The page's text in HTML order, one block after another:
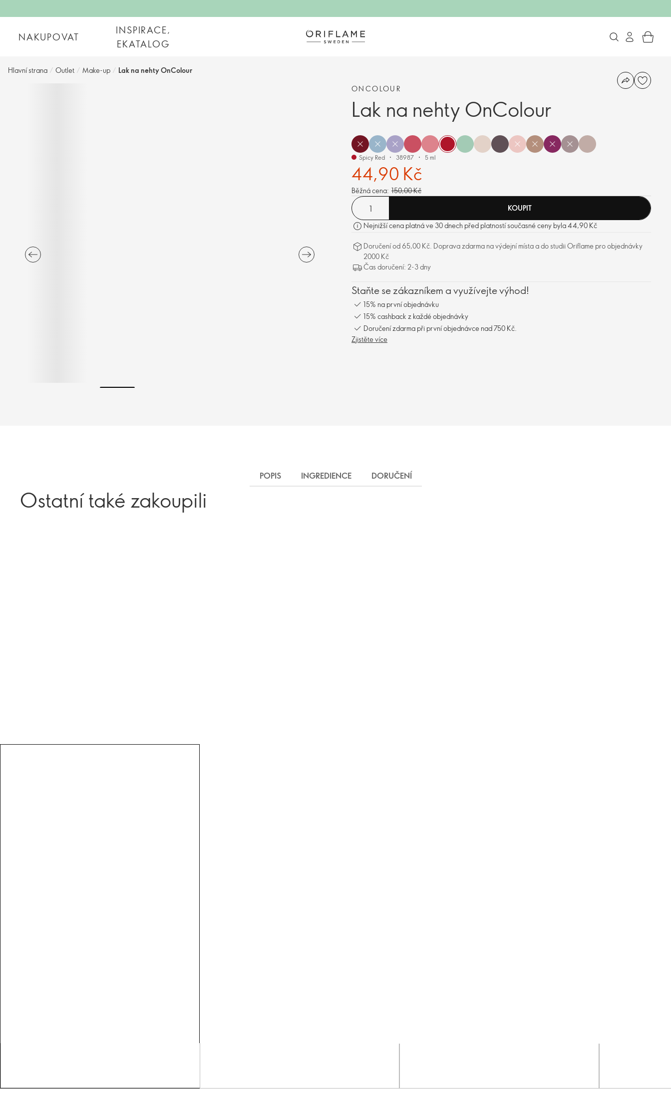
NAKUPOVAT
INSPIRACE,
EKATALOG
Hlavní strana / Outlet / Make-up / Lak na nehty OnColour
ONCOLOUR
Lak na nehty OnColour
Spicy Red 38987 5 ml
44,90 Kč
Běžná cena: 150,00 Kč
KOUPIT
Nejnižší cena platná ve 30 dnech před platností současné ceny byla 44,90 Kč
Doručení od 65,00 Kč. Doprava zdarma na výdejní místa a do studii Oriflame pro objednávky
2000 Kč
Čas doručení: 2-3 dny
Staňte se zákazníkem a využívejte výhod!
15% na první objednávku
15% cashback z každé objednávky
Doručení zdarma při první objednávce nad 750 Kč.
Zjistěte více
POPIS INGREDIENCE DORUČENÍ
Ostatní také zakoupili